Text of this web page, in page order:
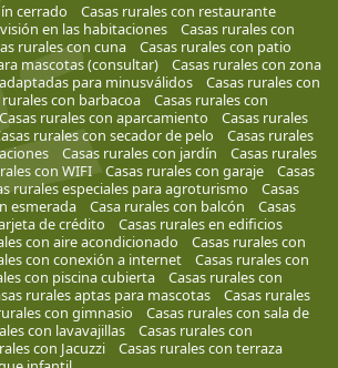
cerrado
Casas rurales con restaurante
en las habitaciones
Casas rurales con
rurales con cuna
Casas rurales con patio
mascotas (consultar)
Casas rurales con zona
para minusválidos
Casas rurales con
rurales con barbacoa
Casas rurales con
Casas rurales con aparcamiento
Casas rurales
rurales con secador de pelo
Casas rurales
Casas rurales con jardín
Casas rurales
con WIFI Casas rurales con garaje
Casas
rurales especiales para agroturismo
Casas
esmerada
Casa rurales con balcón
Casas
de crédito
Casas rurales en edificios
con aire acondicionado
Casas rurales con
con conexión a internet
Casas rurales con
con piscina cubierta
Casas rurales con
rurales aptas para mascotas
Casas rurales
con gimnasio
Casas rurales con sala de
con lavavajillas
Casas rurales con
con Jacuzzi
Casas rurales con terraza